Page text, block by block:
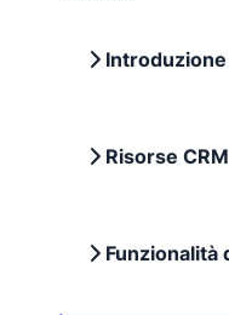
Introduzione
Risorse CRM
Funzionalità